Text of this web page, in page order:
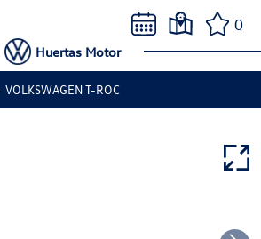
0
Huertas Motor
VOLKSWAGEN T-ROC